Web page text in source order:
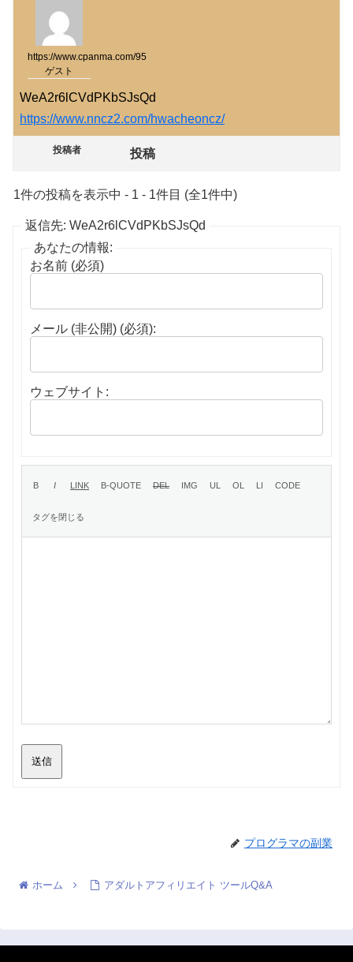
https://www.cpanma.com/95
ゲスト
WeA2r6lCVdPKbSJsQd
https://www.nncz2.com/hwacheoncz/
投稿者 投稿
1件の投稿を表示中 - 1 - 1件目 (全1件中)
返信先: WeA2r6lCVdPKbSJsQd
あなたの情報:
お名前 (必須)
メール (非公開) (必須):
ウェブサイト:
送信
プログラマの副業
ホーム アダルトアフィリエイト ツールQ&A